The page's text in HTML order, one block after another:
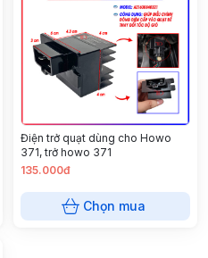
Điện trở quạt dùng cho Howo
371, trở howo 371
135.000đ
Chọn mua